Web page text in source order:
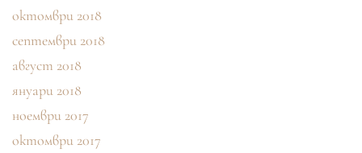
октомври 2018
септември 2018
август 2018
януари 2018
ноември 2017
октомври 2017